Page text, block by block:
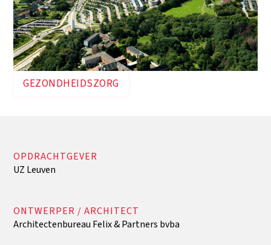
GEZONDHEIDSZORG
OPDRACHTGEVER
UZ Leuven
ONTWERPER / ARCHITECT
Architectenbureau Felix & Partners bvba